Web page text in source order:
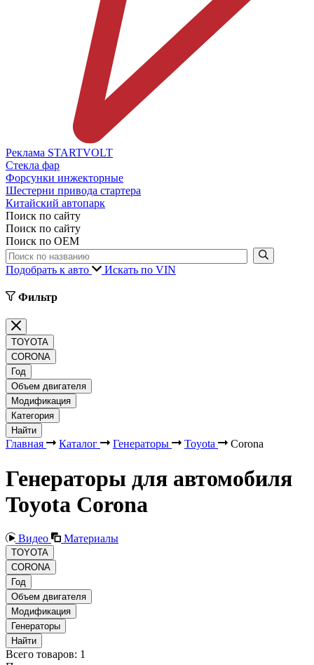
Реклама STARTVOLT
Стекла фар
Форсунки инжекторные
Шестерни привода стартера
Китайский автопарк
Поиск по сайту
Поиск по сайту
Поиск по ОЕМ
Подобрать к авто Искать по VIN
Фильтр
TOYOTA
CORONA
Год
Объем двигателя
Модификация
Категория
Найти
Главная Каталог Генераторы Toyota Corona
Генераторы для автомобиля
Toyota Corona
Видео Материалы
TOYOTA
CORONA
Год
Объем двигателя
Модификация
Генераторы
Найти
Всего товаров: 1